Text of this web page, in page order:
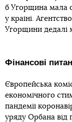
б Угорщина мала
у країні.
Угорщини дедалі
Фінансові
Європейська
економічного
пандемії
уряду Орбана від